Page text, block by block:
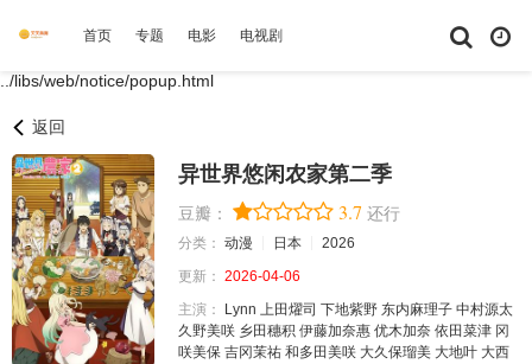
首页 专题 电影 电视剧 短剧大全 体育
../libs/web/notice/popup.html
返回
异世界悠闲农家第二季
豆瓣： 3.7 还行
分类： 动漫 日本
2026
更新： 2026-04-06
主演：
Lynn 上田燿司 下地紫野 东内麻理子 中村源太
久野美咲 乡田穗积 伊藤加奈惠 优木加奈 依田菜津 冈
咲美保 吉冈茉祐 和多田美咲 大久保瑠美 大地叶 大西